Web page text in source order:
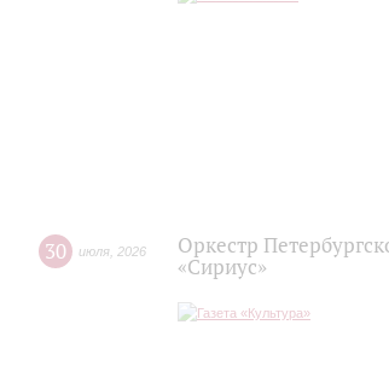
30 июля 2026
Оркестр
«Сириус»